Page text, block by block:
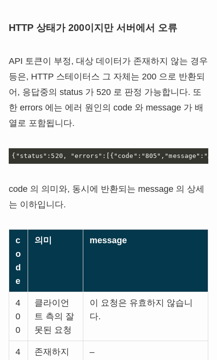
HTTP 상태가 200이지만 서버에서 오류
API 토큰이 부정, 대상 데이터가 존재하지 않는 경우
등은, HTTP 스테이터스 그 자체는 200 으로 반환되
어, 응답중의 status 가 520 로 판정 가능합니다. 또
한 errors 에는 에러 원인의 code 와 message 가 배
열로 포함됩니다.
{"status":520, "errors":[{"code":"805","message":"APIト
code 의 의미와, 동시에 반환되는 message 의 상세
는 이하입니다.
c
o
d
e
의미 message
4
0
0
클라이언
트 측의 잘
못된 요청
이 요청은 유효하지 않습니
다.
4
존재하지
–